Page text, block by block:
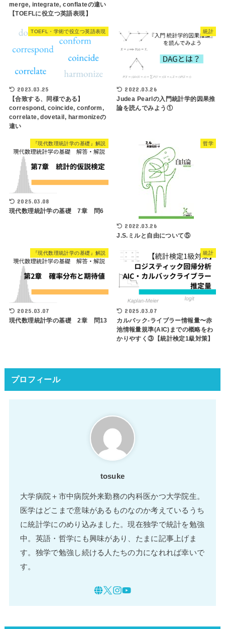
merge, integrate, conflateの違い
【TOEFLに役立つ英語表現】
TOEFL・学術で役立つ英語表現
2023.03.25
【合致する、同様である】
correspond, coincide, conform,
correlate, dovetail, harmonizeの
違い
統計
2022.03.26
Judea Pearlの入門統計学的因果推
論を読んでみよう①
『現代数理統計学の基礎』解説
2025.03.08
現代数理統計学の基礎 7章 問6
哲学
2022.03.26
J.S.ミルと自由について⑤
『現代数理統計学の基礎』解説
2025.03.07
現代数理統計学の基礎 2章 問13
統計
2025.03.07
カルバック-ライブラー情報量〜赤
池情報量規準(AIC)までの概略をわ
かりやすく③【統計検定1級対策】
プロフィール
tosuke
大学病院＋市中病院外来勤務の内科医かつ大学院生。
医学はどこまで意味があるものなのか考えているうち
に統計学にのめり込みました。現在独学で統計を勉強
中。英語・哲学にも興味があり、たまに記事上げま
す。独学で勉強し続ける人たちの力になれれば幸いで
す。